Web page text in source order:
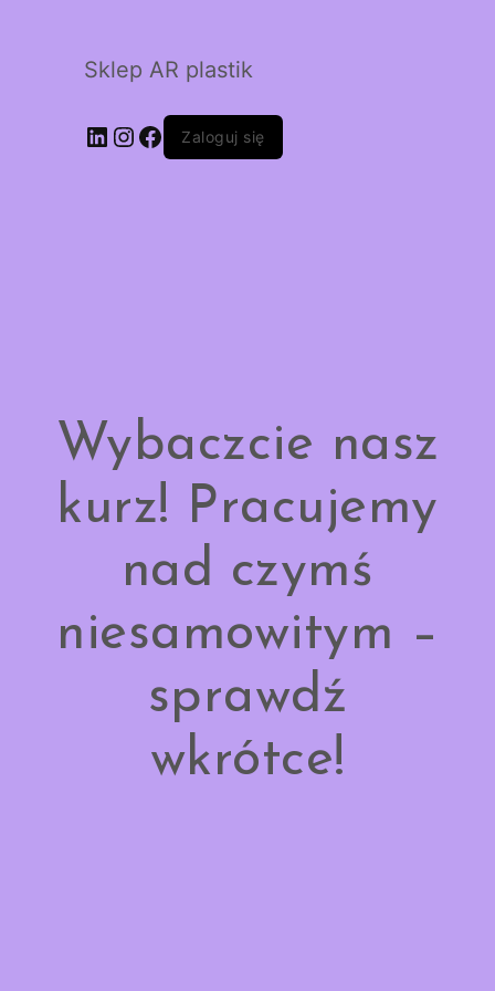
Sklep AR plastik
LinkedIn
Instagram
Facebook
Zaloguj się
Wybaczcie nasz
kurz! Pracujemy
nad czymś
niesamowitym –
sprawdź
wkrótce!